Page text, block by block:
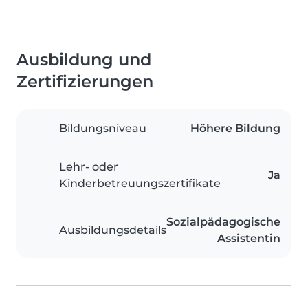
Ausbildung und
Zertifizierungen
Bildungsniveau Höhere Bildung
Lehr- oder
Kinderbetreuungszertifikate
Ja
Ausbildungsdetails
Sozialpädagogische
Assistentin